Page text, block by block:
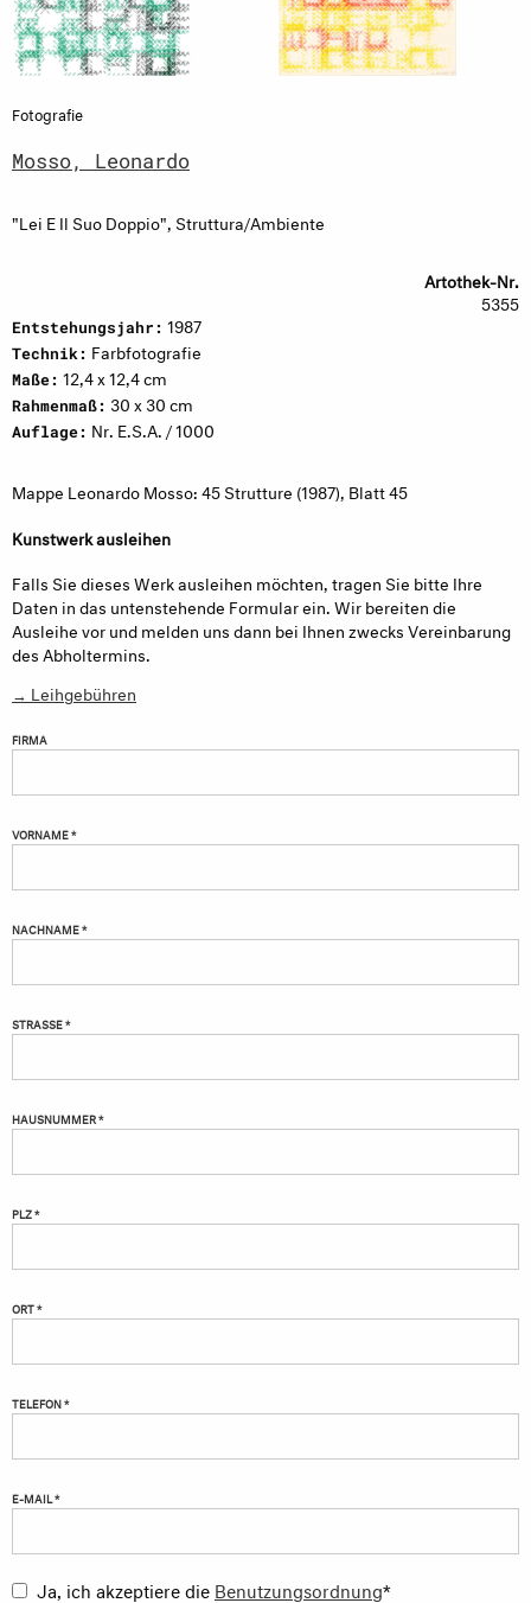
Fotografie
Mosso, Leonardo
"Lei E Il Suo Doppio", Struttura/Ambiente
Artothek-Nr.
5355
Entstehungsjahr: 1987
Technik: Farbfotografie
Maße: 12,4 x 12,4 cm
Rahmenmaß: 30 x 30 cm
Auflage: Nr. E.S.A. / 1000
Mappe Leonardo Mosso: 45 Strutture (1987), Blatt 45
Kunstwerk ausleihen
Falls Sie dieses Werk ausleihen möchten, tragen Sie bitte Ihre
Daten in das untenstehende Formular ein. Wir bereiten die
Ausleihe vor und melden uns dann bei Ihnen zwecks Vereinbarung
des Abholtermins.
→ Leihgebühren
FIRMA
VORNAME *
NACHNAME *
STRASSE *
HAUSNUMMER *
PLZ *
ORT *
TELEFON *
E-MAIL *
Ja, ich akzeptiere die Benutzungsordnung*